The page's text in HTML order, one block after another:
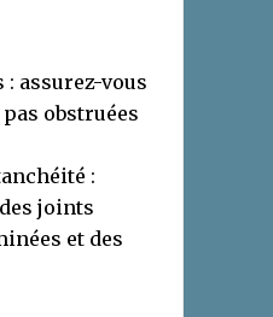
assurez-vous
obstruées
:
joints
et des